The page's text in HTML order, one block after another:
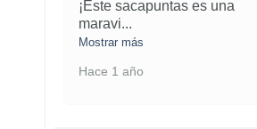
¡Este sacapuntas es una
maravi...
Mostrar más
Hace 1 año